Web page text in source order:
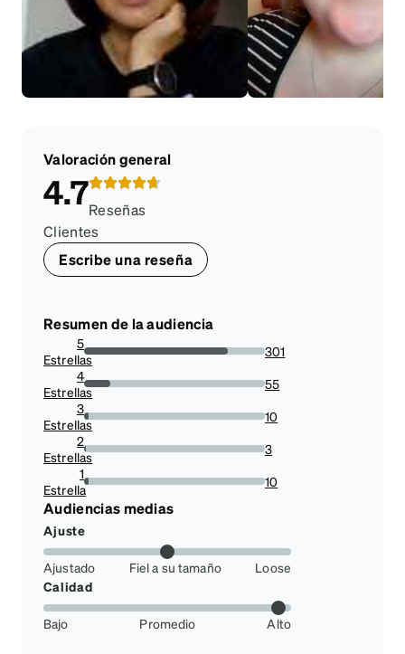
Valoración general
4.7Reseñas
Clientes
Escribe una reseña
Resumen de la audiencia
5
Estrellas79.41952506596306%
301
4
Estrellas14.511873350923482%
55
3
Estrellas2.638522427440633%
10
2
Estrellas0.79155672823219%
3
1
Estrella2.638522427440633%
10
Audiencias medias
Ajuste
Ajustado Fiel a su tamaño
Loose
Calidad
Bajo Promedio Alto